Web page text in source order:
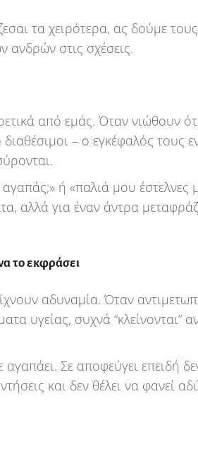
τα χειρότερα, ας δούμε
στις σχέσεις.
από εμάς. Όταν νιώθουν ότι
– ο εγκέφαλός τους
αγαπάς;» ή «παλιά μου
αλλά για έναν άντρα
το εκφράσει
αδυναμία. Όταν
υγείας, συχνά “κλείνονται”
Σε αποφεύγει επειδή
και δεν θέλει να φανεί